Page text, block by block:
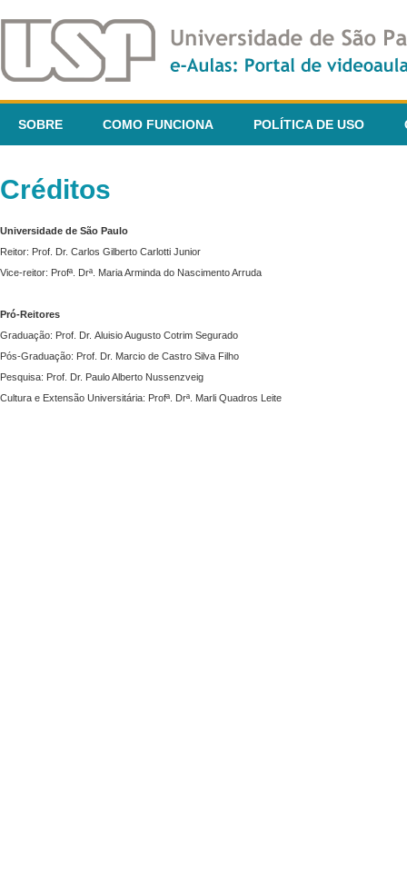
SOBRE COMO FUNCIONA POLÍTICA DE USO
Créditos
Universidade de São Paulo
Reitor: Prof. Dr. Carlos Gilberto Carlotti Junior
Vice-reitor: Profª. Drª. Maria Arminda do Nascimento Arruda
Pró-Reitores
Graduação: Prof. Dr. Aluisio Augusto Cotrim Segurado
Pós-Graduação: Prof. Dr. Marcio de Castro Silva Filho
Pesquisa: Prof. Dr. Paulo Alberto Nussenzveig
Cultura e Extensão Universitária: Profª. Drª. Marli Quadros Leite